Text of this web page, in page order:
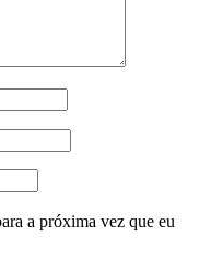
a próxima vez que eu